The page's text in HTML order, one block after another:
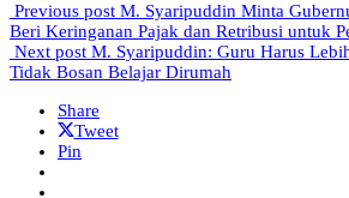
Previous post M. Syaripuddin Minta
Beri Keringanan Pajak dan Retribusi untuk
Next post M. Syaripuddin: Guru Harus
Tidak Bosan Belajar Dirumah
Share
Tweet
Pin